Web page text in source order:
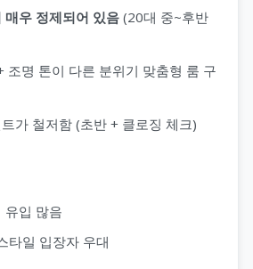
매우 정제되어 있음 (20대 중~후반
조명 톤이 다른 분위기 맞춤형 룸 구
가 철저함 (초반 + 클로징 체크)
유입 많음
타일 입장자 우대